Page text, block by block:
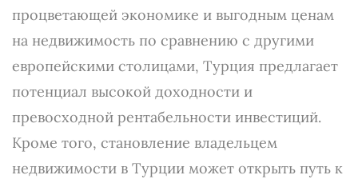
процветающей экономике и выгодным ценам
на недвижимость по сравнению с другими
европейскими столицами, Турция предлагает
потенциал высокой доходности и
превосходной рентабельности инвестиций.
Кроме того, становление владельцем
недвижимости в Турции может открыть путь к